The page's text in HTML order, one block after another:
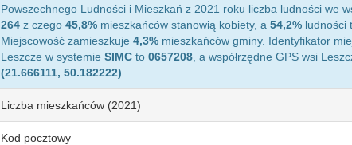
Powszechnego Ludności i Mieszkań z 2021 roku liczba ludności we
264 z czego 45,8% mieszkańców stanowią kobiety, a 54,2% ludności
Miejscowość zamieszkuje 4,3% mieszkańców gminy. Identyfikator
Leszcze w systemie SIMC to 0657208 , a współrzędne GPS wsi
(21.666111, 50.182222)
Liczba mieszkańców (2021)
Kod pocztowy